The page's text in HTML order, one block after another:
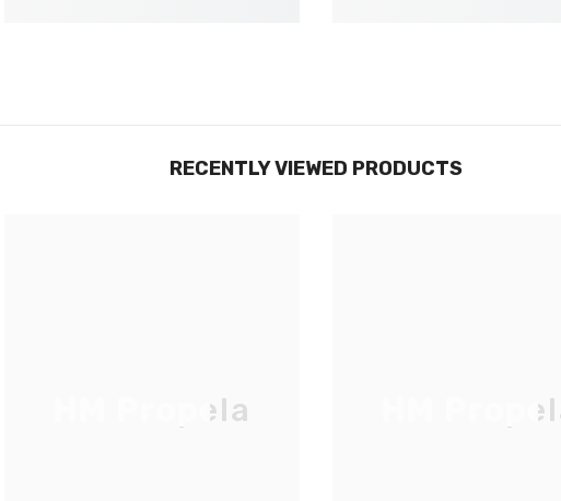
RECENTLY VIEWED PRODUCTS
HM Propela HM